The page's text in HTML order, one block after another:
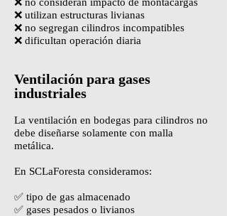
❌ utilizan estructuras livianas
❌ no segregan cilindros incompatibles
❌ dificultan operación diaria
Ventilación para gases
industriales
La ventilación en bodegas para cilindros no
debe diseñarse solamente con malla
metálica.
En SCLaForesta consideramos:
✅ tipo de gas almacenado
✅ gases pesados o livianos